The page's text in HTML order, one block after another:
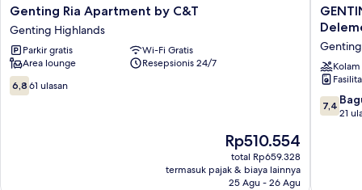
Genting
Ria
Apartment
by
C&T
Genting
Highlands
Genting Ria Apartment by C&T
Genting Highlands
Parkir gratis
Wi-Fi Gratis
Area lounge
Resepsionis 24/7
6.8
dari
6,8 61 ulasan
Harga
sekarang
Rp510.554
Rp510.554
total Rp659.328
termasuk pajak & biaya lainnya
25 Agu - 26 Agu
AT
Ion
By
7.4
dari
7,4
21